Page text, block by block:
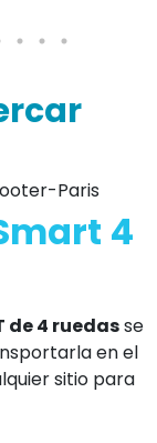
Paris
4
de 4 ruedasse
en el
sitio para